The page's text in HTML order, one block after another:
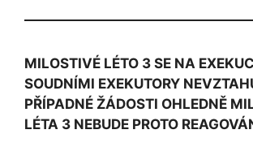
MILOSTIVÉ LÉTO 3 SE NA
SOUDNÍMI EXEKUTORY
PŘÍPADNÉ ŽÁDOSTI OHLEDNĚ
LÉTA 3 NEBUDE PROTO